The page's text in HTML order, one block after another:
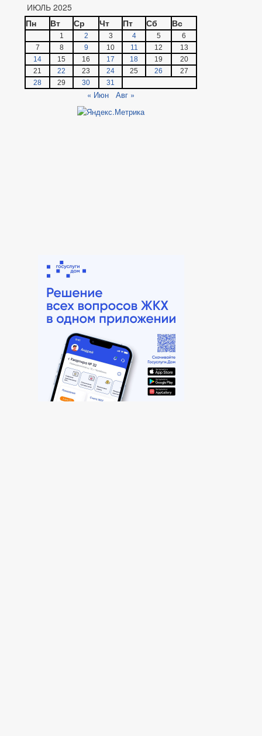
ИЮЛЬ 2025
Пн
Вт Ср Чт Пт Сб Вс
1 2 3 4 5
6
7
8 9 10 11 12
13
14
15 16 17 18 19
20
21
22 23 24 25 26
27
28
29 30 31
« Июн Авг »